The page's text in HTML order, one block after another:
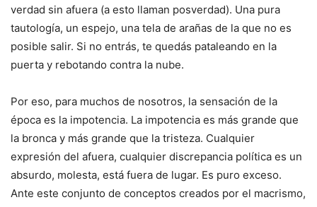
verdad sin afuera (a esto llaman posverdad). Una pura
tautología, un espejo, una tela de arañas de la que no es
posible salir. Si no entrás, te quedás pataleando en la
puerta y rebotando contra la nube.
Por eso, para muchos de nosotros, la sensación de la
época es la impotencia. La impotencia es más grande que
la bronca y más grande que la tristeza. Cualquier
expresión del afuera, cualquier discrepancia política es un
absurdo, molesta, está fuera de lugar. Es puro exceso.
Ante este conjunto de conceptos creados por el macrismo,